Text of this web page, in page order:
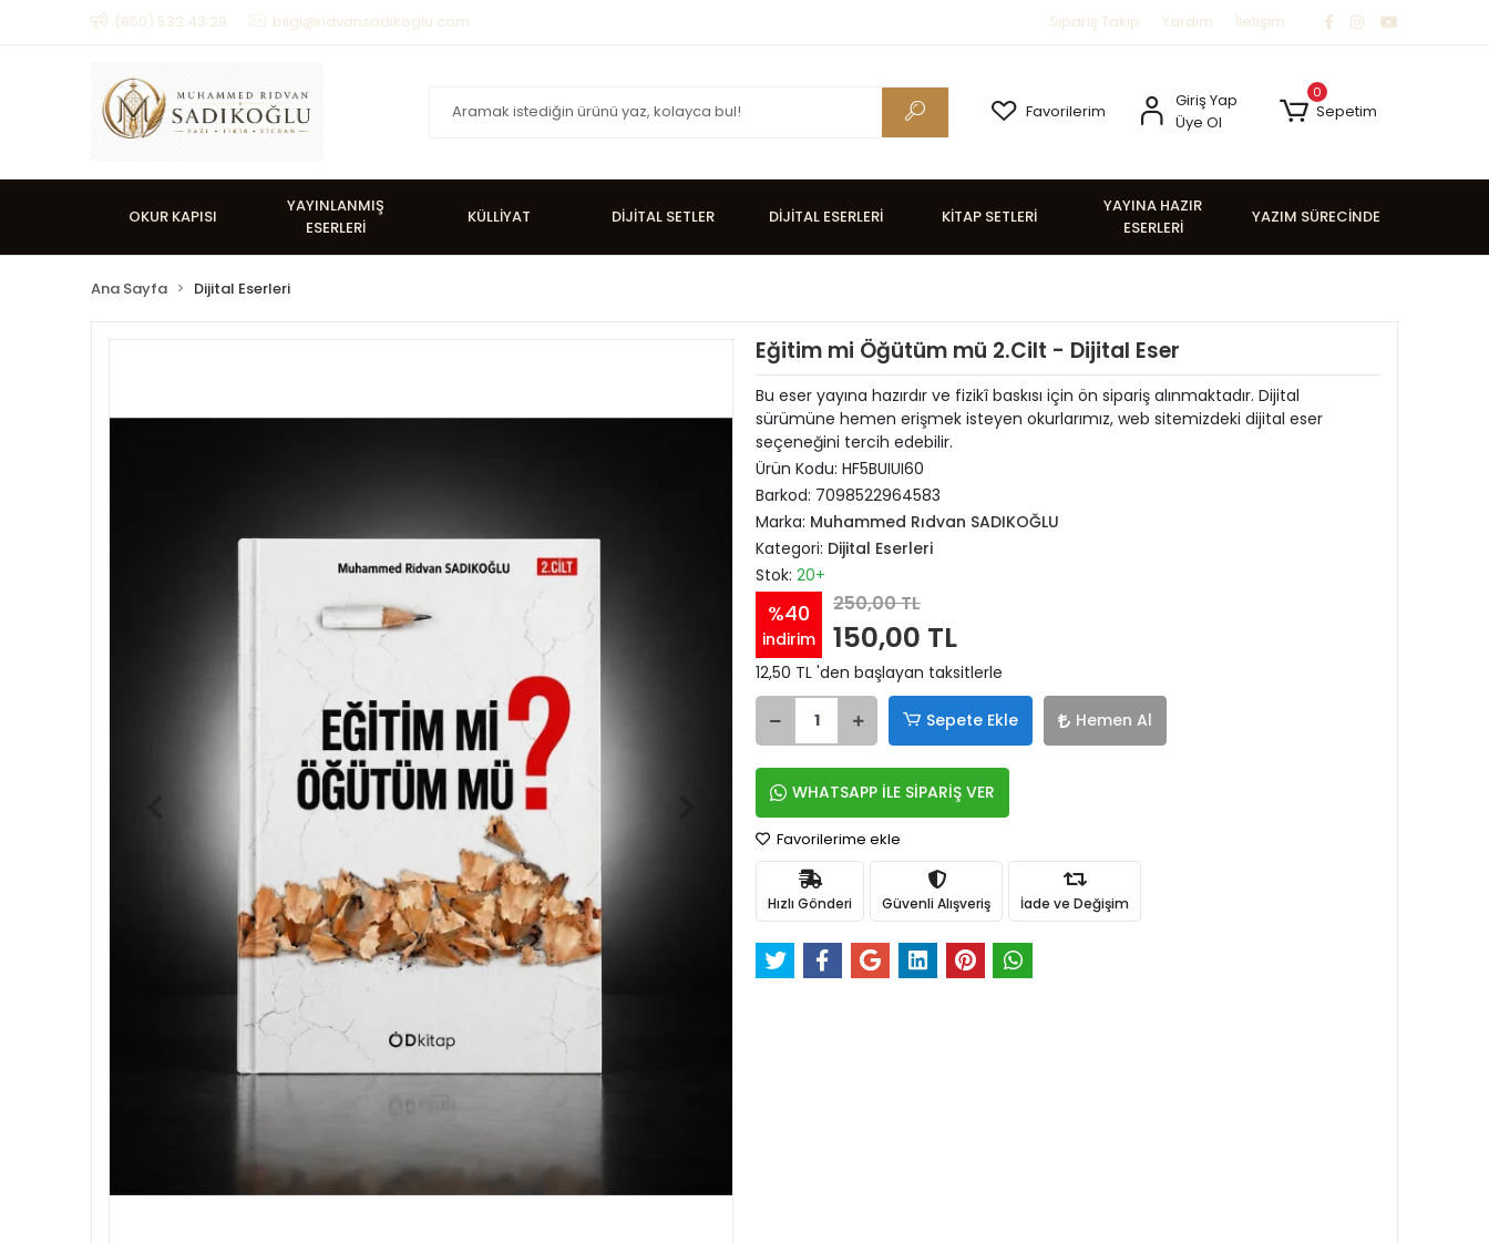
(850) 532 43 29 bilgi@ridvansadikoglu.com Sipariş Takip Yardım İletişim
Favorilerim
Giriş Yap
Üye Ol
0
Sepetim
OKUR KAPISI
YAYINLANMIŞ
ESERLERİ
KÜLLİYAT DİJİTAL SETLER DİJİTAL ESERLERİ KİTAP SETLERİ
YAYINA HAZIR
ESERLERİ
YAZIM SÜRECİNDE
Ana Sayfa Dijital Eserleri
Eğitim mi Öğütüm mü 2.Cilt - Dijital Eser
Bu eser yayına hazırdır ve fizikî baskısı için ön sipariş alınmaktadır. Dijital
sürümüne hemen erişmek isteyen okurlarımız, web sitemizdeki dijital eser
seçeneğini tercih edebilir.
Ürün Kodu: HF5BUIUI60
Barkod: 7098522964583
Marka: Muhammed Rıdvan SADIKOĞLU
Kategori: Dijital Eserleri
Stok: 20+
%40
indirim
250,00 TL
150,00 TL
12,50 TL 'den başlayan taksitlerle
Sepete Ekle Hemen Al
WHATSAPP İLE SİPARİŞ VER
Favorilerime ekle
Hızlı Gönderi Güvenli Alışveriş İade ve Değişim